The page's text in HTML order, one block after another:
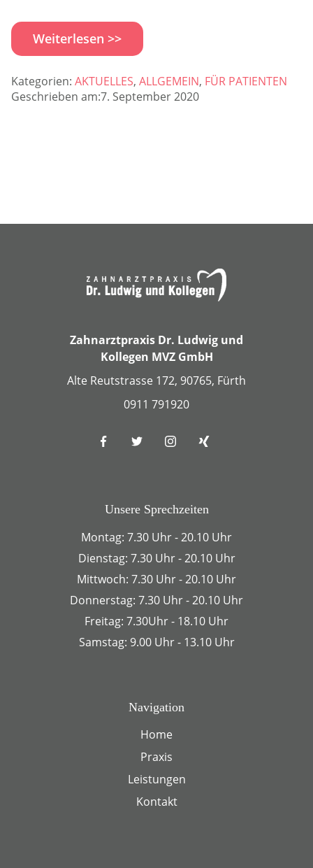
Weiterlesen >>
Kategorien: AKTUELLES, ALLGEMEIN, FÜR PATIENTEN
Geschrieben am:7. September 2020
Zahnarztpraxis Dr. Ludwig und
Kollegen MVZ GmbH
Alte Reutstrasse 172, 90765, Fürth
0911 791920
Unsere Sprechzeiten
Montag: 7.30 Uhr - 20.10 Uhr
Dienstag: 7.30 Uhr - 20.10 Uhr
Mittwoch: 7.30 Uhr - 20.10 Uhr
Donnerstag: 7.30 Uhr - 20.10 Uhr
Freitag: 7.30Uhr - 18.10 Uhr
Samstag: 9.00 Uhr - 13.10 Uhr
Navigation
Home
Praxis
Leistungen
Kontakt